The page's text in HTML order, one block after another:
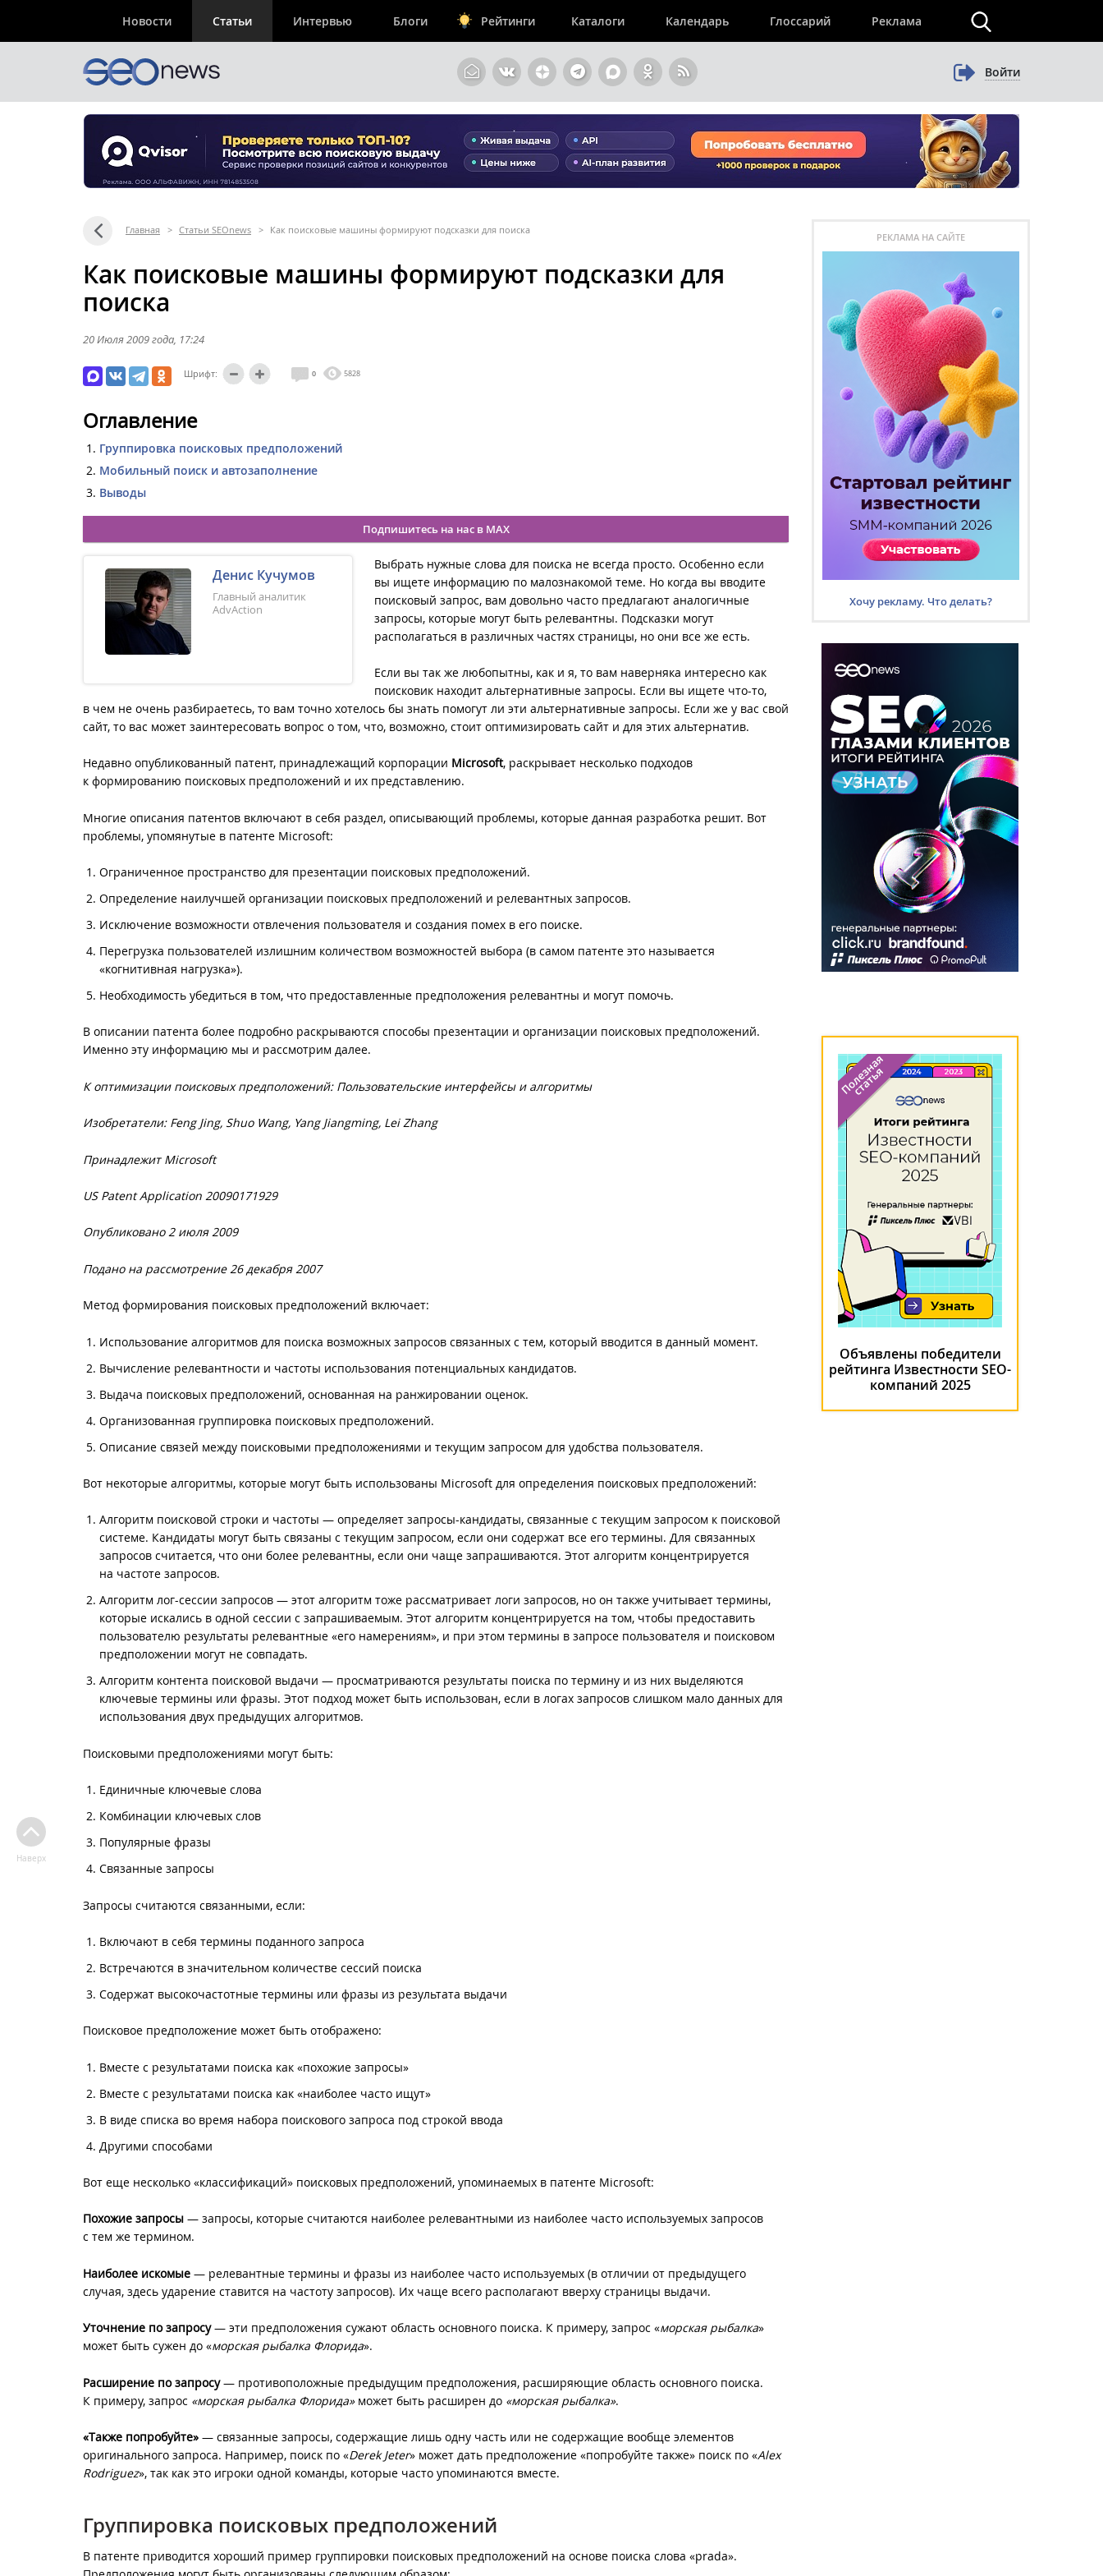
Новости Статьи Интервью Блоги Рейтинги Каталоги Календарь Глоссарий Реклама
Войти
Главная > Статьи SEOnews > Как поисковые машины формируют подсказки для поиска
Как поисковые машины формируют подсказки для
поиска
20 Июля 2009 года , 17:24
Шрифт: 0 5828
Оглавление
Группировка поисковых предположений
Мобильный поиск и автозаполнение
Выводы
Подпишитесь на нас в MAX
Денис Кучумов
Главный аналитик
AdvAction
Выбрать нужные слова для поиска не всегда просто. Особенно если
вы ищете информацию по малознакомой теме. Но когда вы вводите
поисковый запрос, вам довольно часто предлагают аналогичные
запросы, которые могут быть релевантны. Подсказки могут
располагаться в различных частях страницы, но они все же есть.
Если вы так же любопытны, как и я, то вам наверняка интересно как
поисковик находит альтернативные запросы. Если вы ищете что-то,
в чем не очень разбираетесь, то вам точно хотелось бы знать помогут ли эти альтернативные запросы. Если же у вас свой
сайт, то вас может заинтересовать вопрос о том, что, возможно, стоит оптимизировать сайт и для этих альтернатив.
Недавно опубликованный патент, принадлежащий корпорации Microsoft, раскрывает несколько подходов
к формированию поисковых предположений и их представлению.
Многие описания патентов включают в себя раздел, описывающий проблемы, которые данная разработка решит. Вот
проблемы, упомянутые в патенте Microsoft:
Ограниченное пространство для презентации поисковых предположений.
Определение наилучшей организации поисковых предположений и релевантных запросов.
Исключение возможности отвлечения пользователя и создания помех в его поиске.
Перегрузка пользователей излишним количеством возможностей выбора (в самом патенте это называется
«когнитивная нагрузка»).
Необходимость убедиться в том, что предоставленные предположения релевантны и могут помочь.
В описании патента более подробно раскрываются способы презентации и организации поисковых предположений.
Именно эту информацию мы и рассмотрим далее.
К оптимизации поисковых предположений: Пользовательские интерфейсы и алгоритмы
Изобретатели: Feng Jing, Shuo Wang, Yang Jiangming, Lei Zhang
Принадлежит Microsoft
US Patent Application 20090171929
Опубликовано 2 июля 2009
Подано на рассмотрение 26 декабря 2007
Метод формирования поисковых предположений включает:
Использование алгоритмов для поиска возможных запросов связанных с тем, который вводится в данный момент.
Вычисление релевантности и частоты использования потенциальных кандидатов.
Выдача поисковых предположений, основанная на ранжировании оценок.
Организованная группировка поисковых предположений.
Описание связей между поисковыми предположениями и текущим запросом для удобства пользователя.
Вот некоторые алгоритмы, которые могут быть использованы Microsoft для определения поисковых предположений:
Алгоритм поисковой строки и частоты — определяет запросы-кандидаты, связанные с текущим запросом к поисковой
системе. Кандидаты могут быть связаны с текущим запросом, если они содержат все его термины. Для связанных
запросов считается, что они более релевантны, если они чаще запрашиваются. Этот алгоритм концентрируется
на частоте запросов.
Алгоритм лог-сессии запросов — этот алгоритм тоже рассматривает логи запросов, но он также учитывает термины,
которые искались в одной сессии с запрашиваемым. Этот алгоритм концентрируется на том, чтобы предоставить
пользователю результаты релевантные «его намерениям», и при этом термины в запросе пользователя и поисковом
предположении могут не совпадать.
Алгоритм контента поисковой выдачи — просматриваются результаты поиска по термину и из них выделяются
ключевые термины или фразы. Этот подход может быть использован, если в логах запросов слишком мало данных для
использования двух предыдущих алгоритмов.
Поисковыми предположениями могут быть:
Единичные ключевые слова
Комбинации ключевых слов
Популярные фразы
Связанные запросы
Запросы считаются связанными, если:
Включают в себя термины поданного запроса
Встречаются в значительном количестве сессий поиска
Содержат высокочастотные термины или фразы из результата выдачи
Поисковое предположение может быть отображено:
Вместе с результатами поиска как «похожие запросы»
Вместе с результатами поиска как «наиболее часто ищут»
В виде списка во время набора поискового запроса под строкой ввода
Другими способами
Вот еще несколько «классификаций» поисковых предположений, упоминаемых в патенте Microsoft:
Похожие запросы — запросы, которые считаются наиболее релевантными из наиболее часто используемых запросов
с тем же термином.
Наиболее искомые — релевантные термины и фразы из наиболее часто используемых (в отличии от предыдущего
случая, здесь ударение ставится на частоту запросов). Их чаще всего располагают вверху страницы выдачи.
Уточнение по запросу— эти предположения сужают область основного поиска. К примеру, запрос «морская рыбалка»
может быть сужен до «морская рыбалка Флорида».
Расширение по запросу— противоположные предыдущим предположения, расширяющие область основного поиска.
К примеру, запрос «морская рыбалка Флорида»может быть расширен до «морская рыбалка».
«Также попробуйте» — связанные запросы, содержащие лишь одну часть или не содержащие вообще элементов
оригинального запроса. Например, поиск по «Derek Jeter» может дать предположение «попробуйте также» поиск по «Alex
Rodriguez», так как это игроки одной команды, которые часто упоминаются вместе.
Группировка поисковых предположений
В патенте приводится хороший пример группировки поисковых предположений на основе поиска слова «prada».
Наверх
РЕКЛАМА НА САЙТЕ
Хочу рекламу. Что делать?
Объявлены победители
рейтинга Известности SEO-
компаний 2025